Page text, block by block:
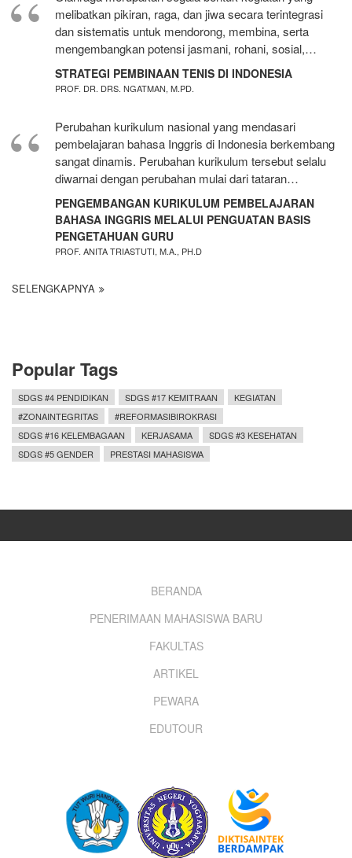
melibatkan pikiran, raga, dan jiwa secara terintegrasi
dan sistematis untuk mendorong, membina, serta
mengembangkan potensi jasmani, rohani, sosial,…
STRATEGI PEMBINAAN TENIS DI INDONESIA
PROF. DR. DRS. NGATMAN, M.PD.
Perubahan kurikulum nasional yang mendasari
pembelajaran bahasa Inggris di Indonesia berkembang
sangat dinamis. Perubahan kurikulum tersebut selalu
diwarnai dengan perubahan mulai dari tataran…
PENGEMBANGAN KURIKULUM PEMBELAJARAN
BAHASA INGGRIS MELALUI PENGUATAN BASIS
PENGETAHUAN GURU
PROF. ANITA TRIASTUTI, M.A., PH.D
SELENGKAPNYA
Popular Tags
SDGS #4 PENDIDIKAN SDGS #17 KEMITRAAN
KEGIATAN
#ZONAINTEGRITAS
#REFORMASIBIROKRASI
SDGS #16 KELEMBAGAAN
KERJASAMA
SDGS #3 KESEHATAN
SDGS #5 GENDER
PRESTASI MAHASISWA
BERANDA
PENERIMAAN MAHASISWA BARU
FAKULTAS
ARTIKEL
PEWARA
EDUTOUR